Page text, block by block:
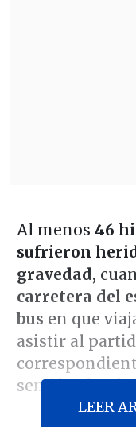
Al menos 46
sufrieron
gravedad,
carretera del
bus en que
asistir al
semifinales de
LEER